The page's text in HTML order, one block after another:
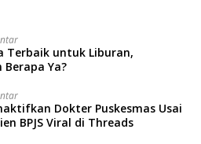
Terbaik untuk Liburan,
Ya?
Dokter Puskesmas Usai
BPJS Viral di Threads